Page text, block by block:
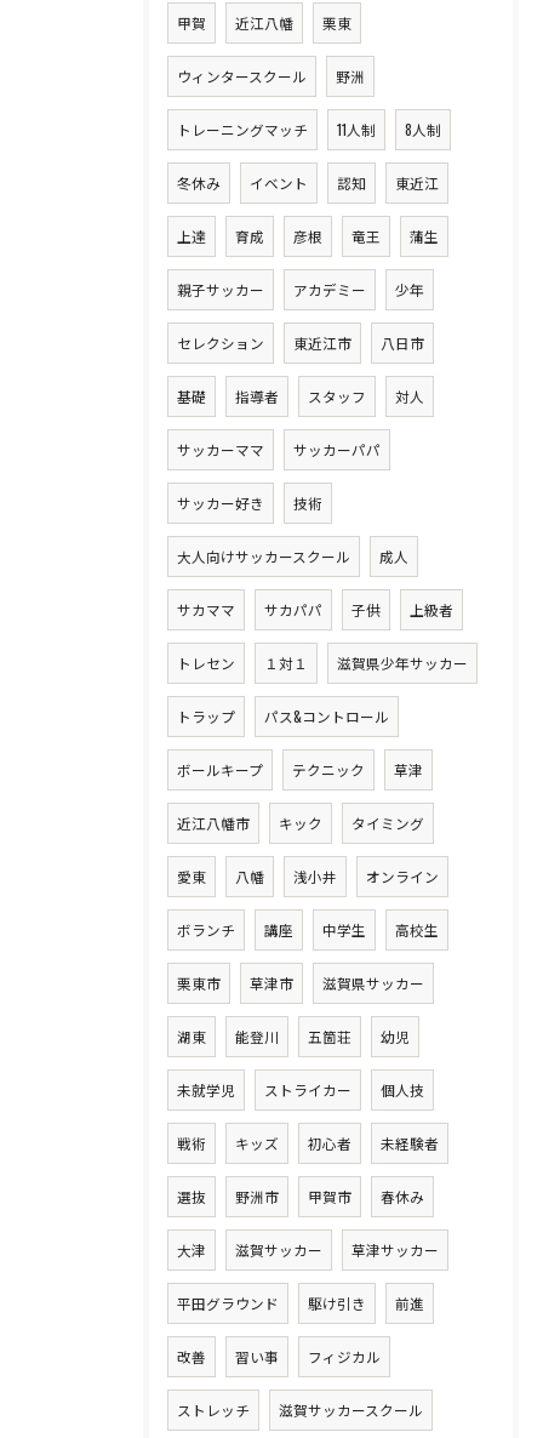
甲賀 近江八幡 栗東
ウィンタースクール 野洲
トレーニングマッチ 11人制 8人制
冬休み イベント 認知 東近江
上達 育成 彦根 竜王 蒲生
親子サッカー アカデミー 少年
セレクション 東近江市 八日市
基礎 指導者 スタッフ 対人
サッカーママ サッカーパパ
サッカー好き 技術
大人向けサッカースクール 成人
サカママ サカパパ 子供 上級者
トレセン １対１ 滋賀県少年サッカー
トラップ パス&コントロール
ボールキープ テクニック 草津
近江八幡市 キック タイミング
愛東 八幡 浅小井 オンライン
ボランチ 講座 中学生 高校生
栗東市 草津市 滋賀県サッカー
湖東 能登川 五箇荘 幼児
未就学児 ストライカー 個人技
戦術 キッズ 初心者 未経験者
選抜 野洲市 甲賀市 春休み
大津 滋賀サッカー 草津サッカー
平田グラウンド 駆け引き 前進
改善 習い事 フィジカル
ストレッチ 滋賀サッカースクール